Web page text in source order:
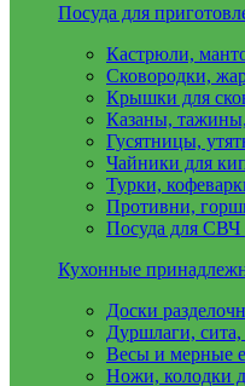
Посуда для
Кастрюли,
Сковородки,
Крышки для
Казаны,
Гусятницы,
Чайники для
Турки,
Противни,
Посуда для СВЧ
Кухонные
Доски
Дуршлаги,
Весы и мерные
Ножи, колодки